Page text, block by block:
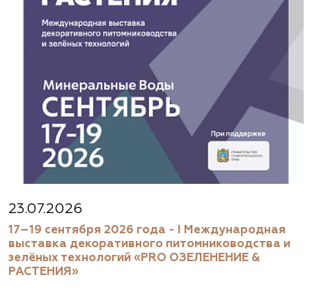
23.07.2026
17–19 сентября 2026 года - I Международная
выставка декоративного питомниководства и
зелёных технологий «PRO ОЗЕЛЕНЕНИЕ &
РАСТЕНИЯ»